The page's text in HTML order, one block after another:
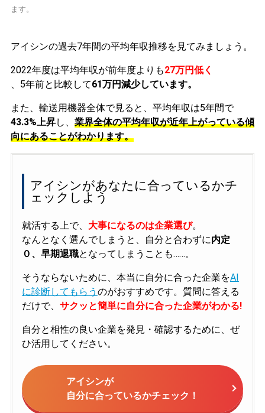
ます。
アイシンの過去7年間の平均年収推移を見てみましょう。
2022年度は平均年収が前年度よりも27万円低く
、5年前と比較して61万円減少しています。
また、輸送用機器全体で見ると、平均年収は5年間で
43.3%上昇し、 業界全体の平均年収が近年上がっている傾
向にあることがわかります。
アイシンがあなたに合っているかチ
ェックしよう
就活する上で、 大事になるのは企業選び。
なんとなく選んでしまうと、自分と合わずに内定
０、早期退職となってしまうことも……。
そうならないために、本当に自分に合った企業をAI
に診断してもらう のがおすすめです。質問に答える
だけで、 サクッと簡単に自分に合った企業がわかる!
自分と相性の良い企業を発見・確認するために、ぜ
ひ活用してください。
アイシンが
自分に合っているかチェック！